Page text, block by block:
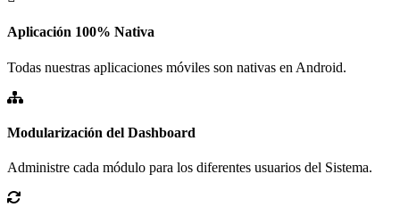
Aplicación 100% Nativa
Todas nuestras aplicaciones móviles son nativas en Android.
Modularización del Dashboard
Administre cada módulo para los diferentes usuarios del Sistema.